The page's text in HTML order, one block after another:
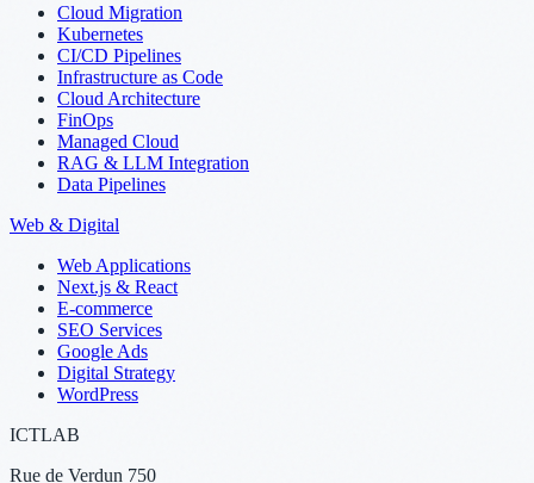
Cloud Migration
Kubernetes
CI/CD Pipelines
Infrastructure as Code
Cloud Architecture
FinOps
Managed Cloud
RAG & LLM Integration
Data Pipelines
Web & Digital
Web Applications
Next.js & React
E-commerce
SEO Services
Google Ads
Digital Strategy
WordPress
ICTLAB
Rue de Verdun 750